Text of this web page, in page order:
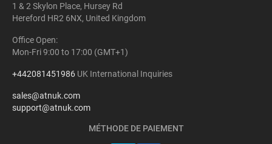
1 & 2 Skylon Place, Hursey Rd
Hereford HR2 6NX, United Kingdom
Office Open:
Mon-Fri 9:00 to 17:00 (GMT+1)
+442081451986 UK International Inquiries
sales@atnuk.com
support@atnuk.com
MÉTHODE DE PAIEMENT